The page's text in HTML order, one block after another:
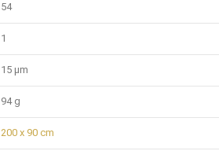
54
1
15 µm
94 g
200 x 90 cm